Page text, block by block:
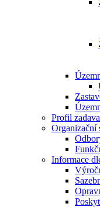
Profil
Organizační
Informace